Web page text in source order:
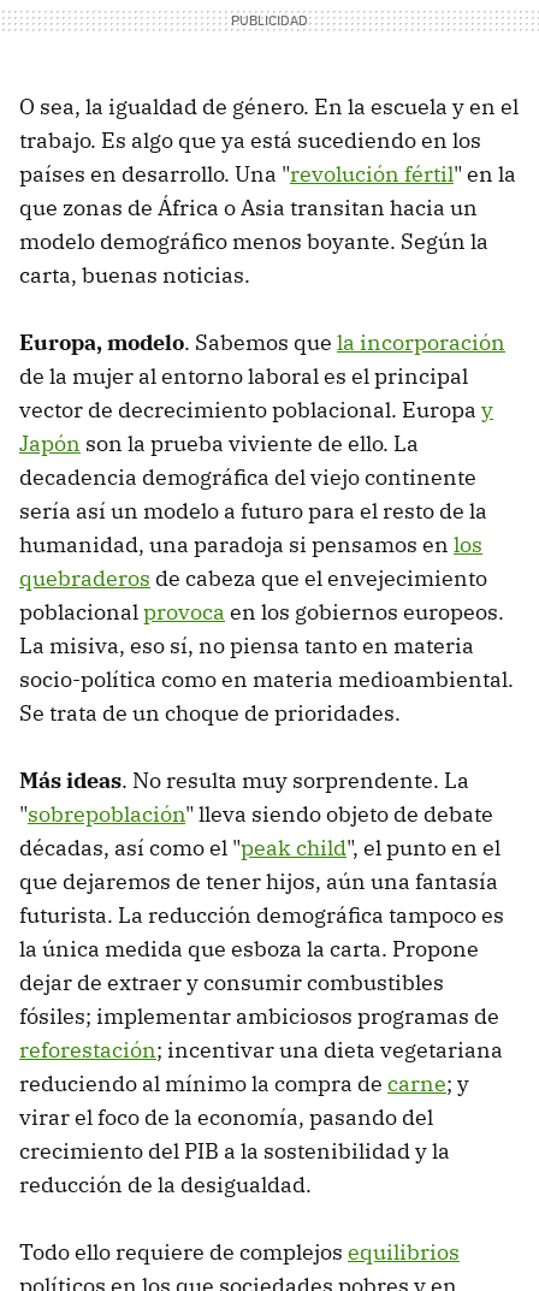
O sea, la igualdad de género. En la escuela y en el
trabajo. Es algo que ya está sucediendo en los
países en desarrollo. Una "revolución fértil" en la
que zonas de África o Asia transitan hacia un
modelo demográfico menos boyante. Según la
carta, buenas noticias.
Europa, modelo. Sabemos que la incorporación
de la mujer al entorno laboral es el principal
vector de decrecimiento poblacional. Europa y
Japón son la prueba viviente de ello. La
decadencia demográfica del viejo continente
sería así un modelo a futuro para el resto de la
humanidad, una paradoja si pensamos en los
quebraderos de cabeza que el envejecimiento
poblacionalprovoca en los gobiernos europeos.
La misiva, eso sí, no piensa tanto en materia
socio-política como en materia medioambiental.
Se trata de un choque de prioridades.
Más ideas. No resulta muy sorprendente. La
"sobrepoblación" lleva siendo objeto de debate
décadas, así como el "peak child", el punto en el
que dejaremos de tener hijos, aún una fantasía
futurista. La reducción demográfica tampoco es
la única medida que esboza la carta. Propone
dejar de extraer y consumir combustibles
fósiles; implementar ambiciosos programas de
reforestación; incentivar una dieta vegetariana
reduciendo al mínimo la compra de carne; y
virar el foco de la economía, pasando del
crecimiento del PIB a la sostenibilidad y la
reducción de la desigualdad.
Todo ello requiere de complejos equilibrios